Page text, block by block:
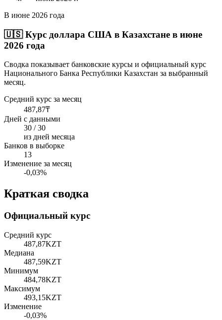
В июне 2026 года
🇺🇸 Курс доллара США в Казахстане в июне
2026 года
Сводка показывает банковские курсы и официальный курс
Национального Банка Республики Казахстан за выбранный
месяц.
Средний курс за месяц
487,87₸
Дней с данными
30 / 30
из дней месяца
Банков в выборке
13
Изменение за месяц
-0,03%
Краткая сводка
Официальный курс
Средний курс
487,87KZT
Медиана
487,59KZT
Минимум
484,78KZT
Максимум
493,15KZT
Изменение
-0,03%